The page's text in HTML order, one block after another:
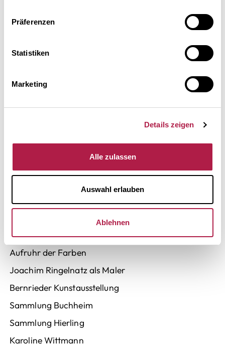
Präferenzen
Statistiken
Marketing
Details zeigen
Alle zulassen
Auswahl erlauben
Ablehnen
AKTUELL
Meldungen
PDF-Jahresflyer 2026
AUSSTELLUNGEN
Aktuell, Vorschau & Archiv
25 Jahre Buchheim Museum
Aufruhr der Farben
Joachim Ringelnatz als Maler
Bernrieder Kunstausstellung
Sammlung Buchheim
Sammlung Hierling
Karoline Wittmann